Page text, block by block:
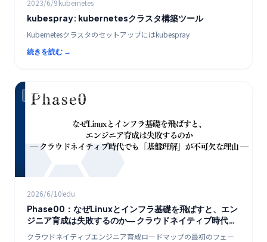
2023/6/9kubernetes
kubespray: kubernetesクラスタ構築ツール
Kubernetesクラスタのセットアップにはkubespray
続きを読む →
クラウド時代のエンジニア教育ロードマップ
2026/6/10edu
Phase00：なぜLinuxとインフラ基礎を飛ばすと、エン
ジニア育成は失敗するのか― クラウドネイティブ時代で
も「基盤理解」が不可欠な理由 ―
クラウドネイティブエンジニア育成ロードマップの最初のフェー